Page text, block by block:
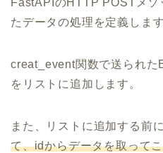
FastAPIのHTTP POSTメソ
たデータの処理を定義します
creat_event関数で送られた
をリストに追加します。
また、リストに追加する前
て、idからデータを取って